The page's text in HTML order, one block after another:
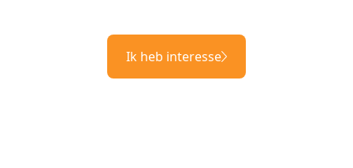
Ik heb interesse